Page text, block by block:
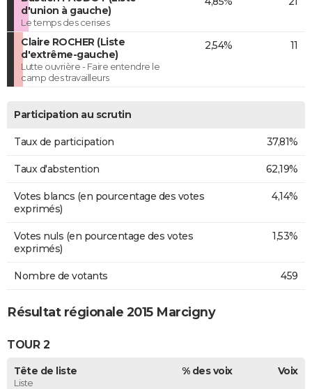
d'union à gauche)
Le temps des cerises
Claire ROCHER (Liste
d'extrême-gauche)
Lutte ouvrière - Faire entendre le
camp des travailleurs
2,54% 11
Participation au scrutin
Taux de participation 37,81%
Taux d'abstention 62,19%
Votes blancs (en pourcentage des votes
exprimés)
4,14%
Votes nuls (en pourcentage des votes
exprimés)
1,53%
Nombre de votants 459
Résultat régionale 2015 Marcigny
TOUR 2
Tête de liste
Liste
% des voix Voix